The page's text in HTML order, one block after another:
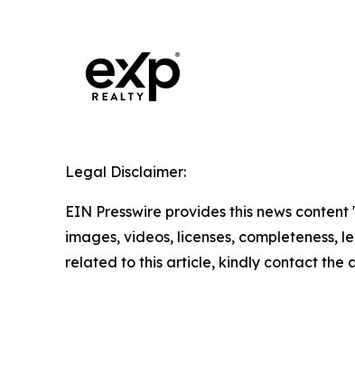
Legal Disclaimer:
EIN Presswire provides this news
images, videos, licenses,
related to this article, kindly contact the